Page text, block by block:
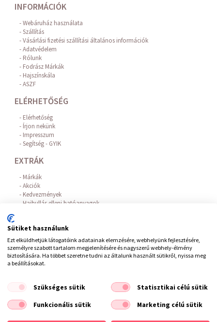
INFORMÁCIÓK
Webáruház használata
Szállítás
Vásárlási fizetési szállítási általános információk
Adatvédelem
Rólunk
Fodrász Márkák
Hajszínskála
ASZF
ELÉRHETŐSÉG
Elérhetőség
Írjon nekünk
Impresszum
Segítség - GYIK
EXTRÁK
Márkák
Akciók
Kedvezmények
Hajhullás elleni hatóanyagok
FIÓKOM
Belépés / Regisztráció
Hírlevél feliratkozás
Elállás a szerződéstől
ÁSZF Adatvédelem/Elállás a szerződéstől
Sütiket használunk
Ezt elküldhetjük látogatóink adatainak elemzésére, webhelyünk fejlesztésére,
személyre szabott tartalom megjelenítésére és nagyszerű webhely-élmény
biztosítására. Ha többet szeretne tudni az általunk használt sütikről, nyissa meg
a beállításokat.
Szükséges sütik
Statisztikai célú sütik
Funkcionális sütik
Marketing célú sütik